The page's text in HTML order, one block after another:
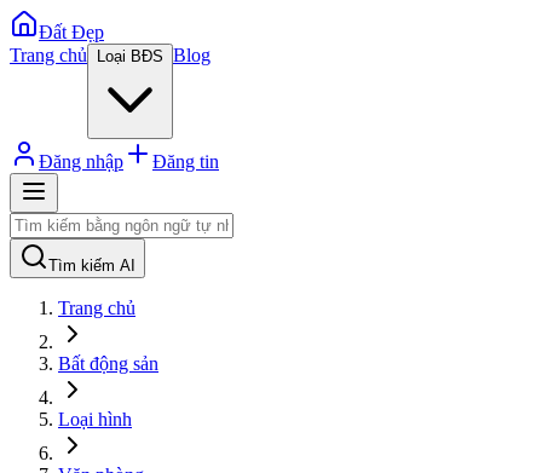
Đất Đẹp
Trang chủ
Loại BĐS Blog
Đăng nhập Đăng tin
Tìm kiếm AI
Trang chủ
Bất động sản
Loại hình